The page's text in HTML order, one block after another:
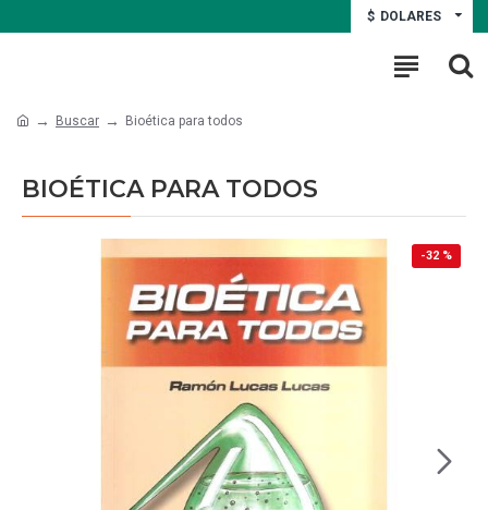
$ DOLARES
Buscar Bioética para todos
BIOÉTICA PARA TODOS
-32 %